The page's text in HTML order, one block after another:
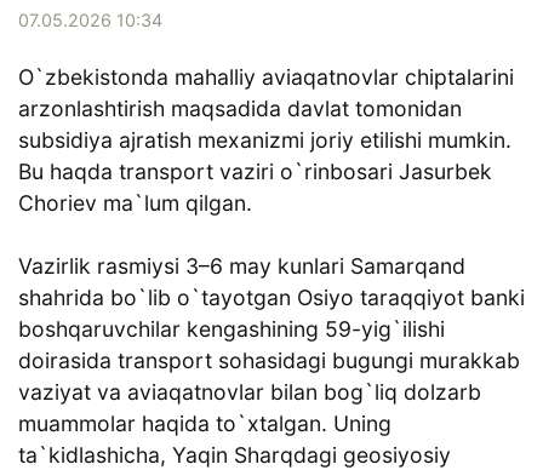
07.05.2026 10:34
O`zbekistonda mahalliy aviaqatnovlar chiptalarini
arzonlashtirish maqsadida davlat tomonidan
subsidiya ajratish mexanizmi joriy etilishi mumkin.
Bu haqda transport vaziri o`rinbosari Jasurbek
Choriev ma`lum qilgan.
Vazirlik rasmiysi 3–6 may kunlari Samarqand
shahrida bo`lib o`tayotgan Osiyo taraqqiyot banki
boshqaruvchilar kengashining 59-yig`ilishi
doirasida transport sohasidagi bugungi murakkab
vaziyat va aviaqatnovlar bilan bog`liq dolzarb
muammolar haqida to`xtalgan. Uning
ta`kidlashicha, Yaqin Sharqdagi geosiyosiy